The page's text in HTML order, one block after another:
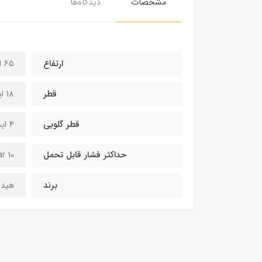
ارتفاع 65 اینچ
قطر 18 اینچ
قطر گلویی 4 اینچ
حداکثر فشار قابل تحمل 10 bar
برند